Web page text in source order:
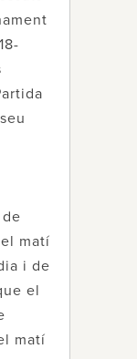
de
matí
i de
el
matí